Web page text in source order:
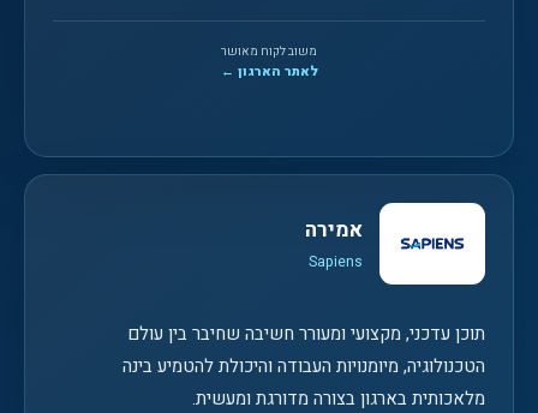
משוב לקוח מאושר
לאתר הארגון ←
אמירה
Sapiens
תוכן עדכני, מקצועי ומעורר חשיבה שחיבר בין עולם
הטכנולוגיה, מיומנויות העבודה והיכולת להטמיע בינה
מלאכותית בארגון בצורה מדורגת ומעשית.